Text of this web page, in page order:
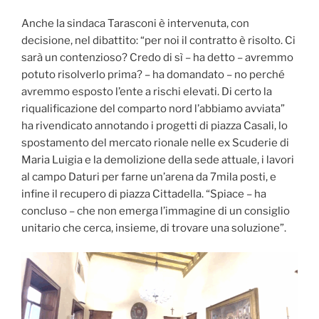
Anche la sindaca Tarasconi è intervenuta, con
decisione, nel dibattito: “per noi il contratto è risolto. Ci
sarà un contenzioso? Credo di sì – ha detto – avremmo
potuto risolverlo prima? – ha domandato – no perché
avremmo esposto l’ente a rischi elevati. Di certo la
riqualificazione del comparto nord l’abbiamo avviata”
ha rivendicato annotando i progetti di piazza Casali, lo
spostamento del mercato rionale nelle ex Scuderie di
Maria Luigia e la demolizione della sede attuale, i lavori
al campo Daturi per farne un’arena da 7mila posti, e
infine il recupero di piazza Cittadella. “Spiace – ha
concluso – che non emerga l’immagine di un consiglio
unitario che cerca, insieme, di trovare una soluzione”.